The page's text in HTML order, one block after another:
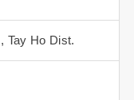
Tay Ho Dist.